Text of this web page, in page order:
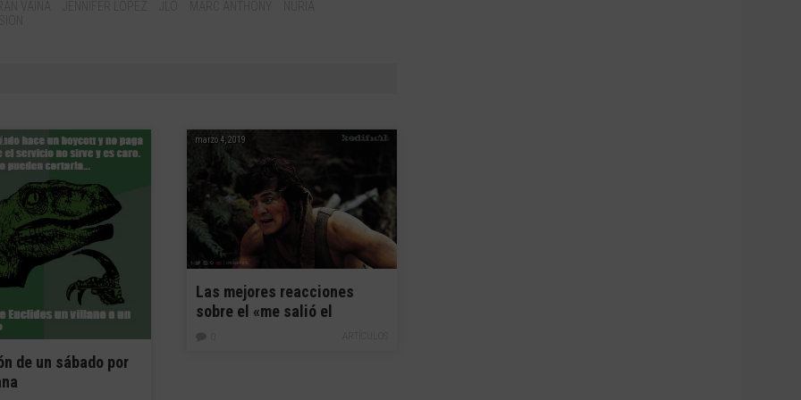
de un sábado por
marzo 4, 2019
Las mejores reacciones
sobre el «me salió el